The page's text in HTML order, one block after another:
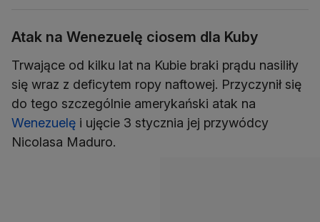
Atak na Wenezuelę ciosem dla Kuby
Trwające od kilku lat na Kubie braki prądu nasiliły
się wraz z deficytem ropy naftowej. Przyczynił się
do tego szczególnie amerykański atak na
Wenezuelę i ujęcie 3 stycznia jej przywódcy
Nicolasa Maduro.